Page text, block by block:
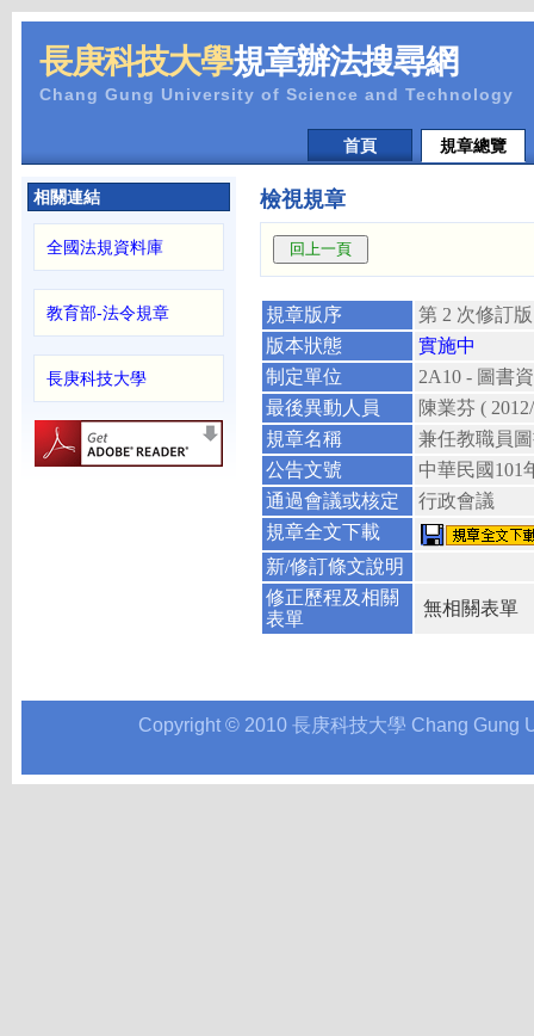
長庚科技大學規章辦法搜尋網
Chang Gung University of Science and Technology
首頁 規章總覽
相關連結
全國法規資料庫
教育部-法令規章
長庚科技大學
檢視規章
規章版序
第 2 次修訂版
版本狀態
實施中
制定單位
2A10 - 圖書
最後異動人員
陳業芬 (
規章名稱
兼任教職員
公告文號
中華民國 101
通過會議或核定
行政會議
規章全文下載
新/修訂條文說明
修正歷程及相關
表單
無相關表單
Copyright © 2010 長庚科技大學 Chang Gung